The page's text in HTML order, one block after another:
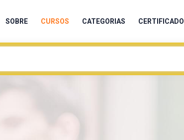
SOBRE CURSOS CATEGORIAS CERTIFICADO